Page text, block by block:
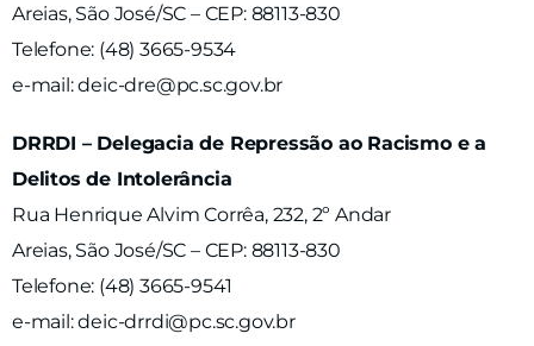
Areias, São José/SC – CEP: 88113-830
Telefone: (48) 3665-9534
e-mail: deic-dre@pc.sc.gov.br
DRRDI – Delegacia de Repressão ao Racismo e a
Delitos de Intolerância
Rua Henrique Alvim Corrêa, 232, 2º Andar
Areias, São José/SC – CEP: 88113-830
Telefone: (48) 3665-9541
e-mail: deic-drrdi@pc.sc.gov.br